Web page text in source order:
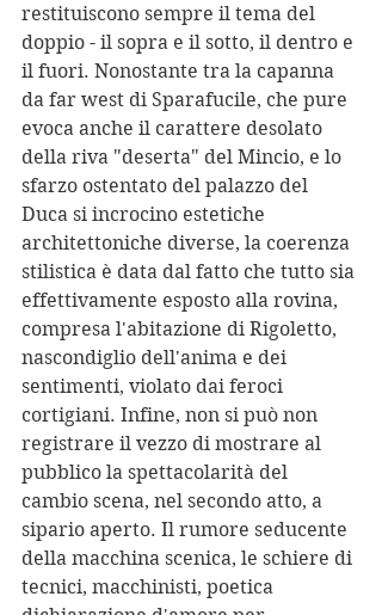
restituiscono sempre il tema del
doppio - il sopra e il sotto, il dentro e
il fuori. Nonostante tra la capanna
da far west di Sparafucile, che pure
evoca anche il carattere desolato
della riva "deserta" del Mincio, e lo
sfarzo ostentato del palazzo del
Duca si incrocino estetiche
architettoniche diverse, la coerenza
stilistica è data dal fatto che tutto sia
effettivamente esposto alla rovina,
compresa l'abitazione di Rigoletto,
nascondiglio dell'anima e dei
sentimenti, violato dai feroci
cortigiani. Infine, non si può non
registrare il vezzo di mostrare al
pubblico la spettacolarità del
cambio scena, nel secondo atto, a
sipario aperto. Il rumore seducente
della macchina scenica, le schiere di
tecnici, macchinisti, poetica